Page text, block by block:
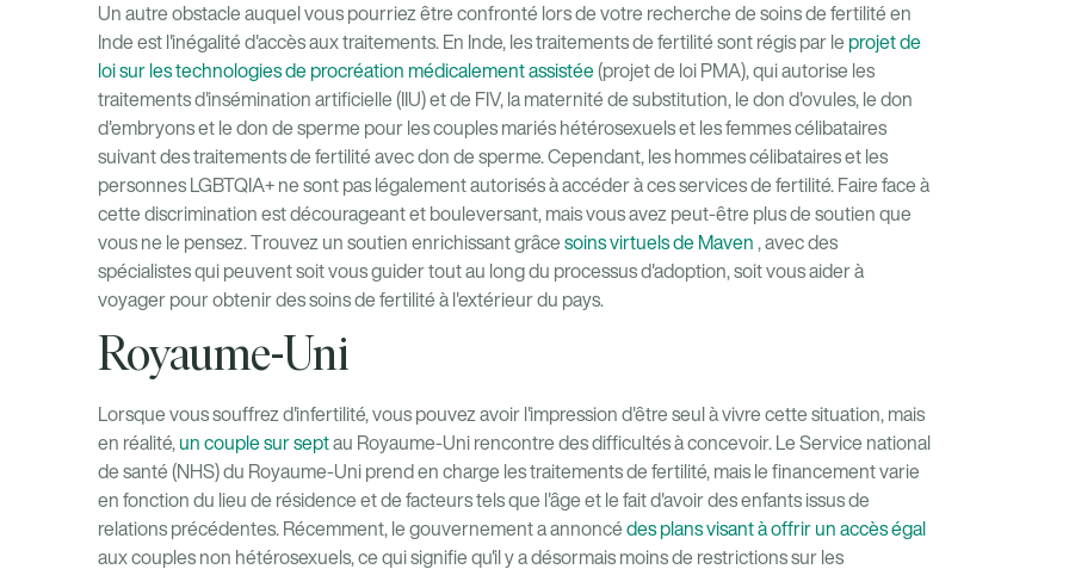
Un autre obstacle auquel vous pourriez être confronté lors de votre recherche de soins de fertilité en
Inde est l'inégalité d'accès aux traitements. En Inde, les traitements de fertilité sont régis par le projet de
loi sur les technologies de procréation médicalement assistée(projet de loi PMA), qui autorise les
traitements d'insémination artificielle (IIU) et de FIV, la maternité de substitution, le don d'ovules, le don
d'embryons et le don de sperme pour les couples mariés hétérosexuels et les femmes célibataires
suivant des traitements de fertilité avec don de sperme. Cependant, les hommes célibataires et les
personnes LGBTQIA+ ne sont pas légalement autorisés à accéder à ces services de fertilité. Faire face à
cette discrimination est décourageant et bouleversant, mais vous avez peut-être plus de soutien que
vous ne le pensez. Trouvez un soutien enrichissant grâce soins virtuels de Maven , avec des
spécialistes qui peuvent soit vous guider tout au long du processus d'adoption, soit vous aider à
voyager pour obtenir des soins de fertilité à l'extérieur du pays.
Royaume-Uni
Lorsque vous souffrez d'infertilité, vous pouvez avoir l'impression d'être seul à vivre cette situation, mais
en réalité, un couple sur septau Royaume-Uni rencontre des difficultés à concevoir. Le Service national
de santé (NHS) du Royaume-Uni prend en charge les traitements de fertilité, mais le financement varie
en fonction du lieu de résidence et de facteurs tels que l'âge et le fait d'avoir des enfants issus de
relations précédentes. Récemment, le gouvernement a annoncé des plans visant à offrir un accès égal
aux couples non hétérosexuels, ce qui signifie qu'il y a désormais moins de restrictions sur les